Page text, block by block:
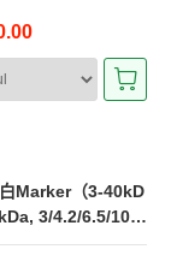
Marker（3-40kD
3/4.2/6.5/10/1
kDa